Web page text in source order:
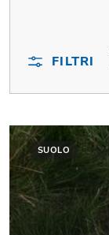
FILTRI
SUOLO